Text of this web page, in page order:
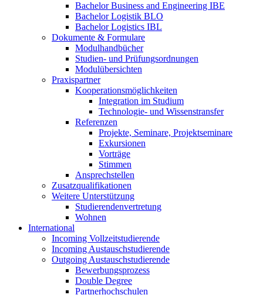
Bachelor Business and Engineering IBE
Bachelor Logistik BLO
Bachelor Logistics IBL
Dokumente & Formulare
Modulhandbücher
Studien- und Prüfungsordnungen
Modulübersichten
Praxispartner
Kooperationsmöglichkeiten
Integration im Studium
Technologie- und Wissenstransfer
Referenzen
Projekte, Seminare, Projektseminare
Exkursionen
Vorträge
Stimmen
Ansprechstellen
Zusatzqualifikationen
Weitere Unterstützung
Studierendenvertretung
Wohnen
International
Incoming Vollzeitstudierende
Incoming Austauschstudierende
Outgoing Austauschstudierende
Bewerbungsprozess
Double Degree
Partnerhochschulen